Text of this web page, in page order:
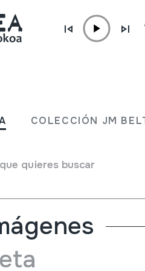
COLECCIÓN JM
quieres buscar